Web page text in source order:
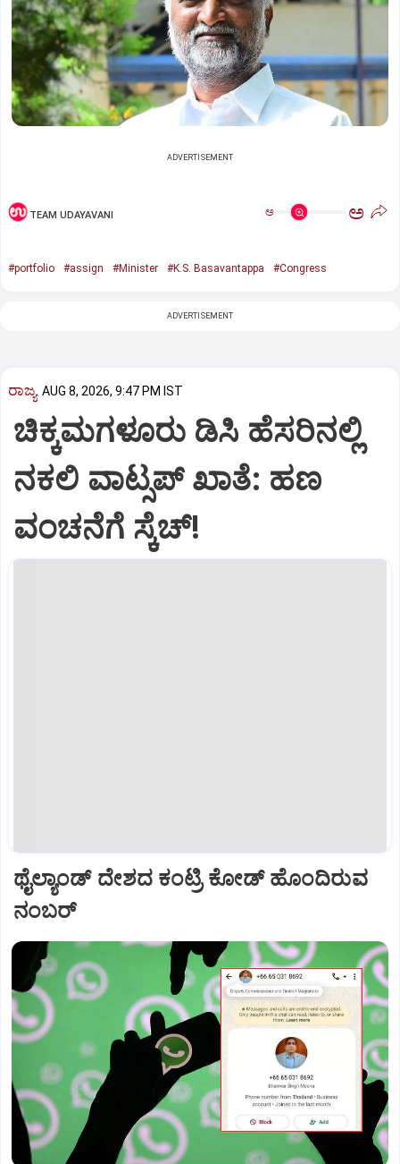
ADVERTISEMENT
TEAM UDAYAVANI ಅ ಅ
#portfolio #assign #Minister #K.S. Basavantappa #Congress
ADVERTISEMENT
ರಾಜ್ಯ AUG 8, 2026, 9:47 PM IST
ಚಿಕ್ಕಮಗಳೂರು ಡಿಸಿ ಹೆಸರಿನಲ್ಲಿ
ನಕಲಿ ವಾಟ್ಸಪ್ ಖಾತೆ: ಹಣ
ವಂಚನೆಗೆ ಸ್ಕೆಚ್!
ಥೈಲ್ಯಾಂಡ್ ದೇಶದ ಕಂಟ್ರಿ ಕೋಡ್ ಹೊಂದಿರುವ
ನಂಬರ್‌